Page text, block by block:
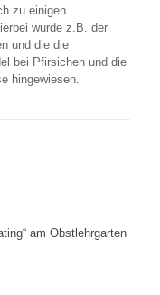
zu einigen
wurde z.B. der
und die die
bei Pfirsichen und die
hingewiesen.
am Obstlehrgarten